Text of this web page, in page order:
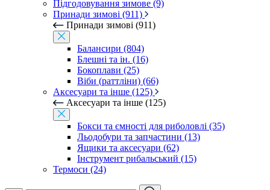
Підгодовування зимове (9)
Принади зимові (911)
Принади зимові (911)
Балансири (804)
Блешні та ін. (16)
Бокоплави (25)
Віби (раттліни) (66)
Аксесуари та інше (125)
Аксесуари та інше (125)
Бокси та ємності для риболовлі (35)
Льодобури та запчастини (13)
Ящики та аксесуари (62)
Інструмент рибальський (15)
Термоси (24)